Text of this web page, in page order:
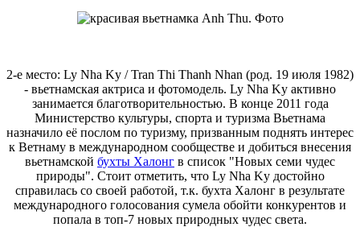
2-е место: Ly Nha Ky / Tran Thi Thanh Nhan (род. 19 июля 1982)
- вьетнамская актриса и фотомодель. Ly Nha Ky активно
занимается благотворительностью. В конце 2011 года
Министерство культуры, спорта и туризма Вьетнама
назначило её послом по туризму, призванным поднять интерес
к Ветнаму в международном сообществе и добиться внесения
вьетнамской бухты Халонг в список "Новых семи чудес
природы". Стоит отметить, что Ly Nha Ky достойно
справилась со своей работой, т.к. бухта Халонг в результате
международного голосования сумела обойти конкурентов и
попала в топ-7 новых природных чудес света.